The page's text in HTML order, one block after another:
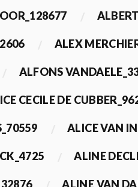
ALEX
ALFONS
CECILE DE
ALICE VAN
ALINE
ALINE VAN